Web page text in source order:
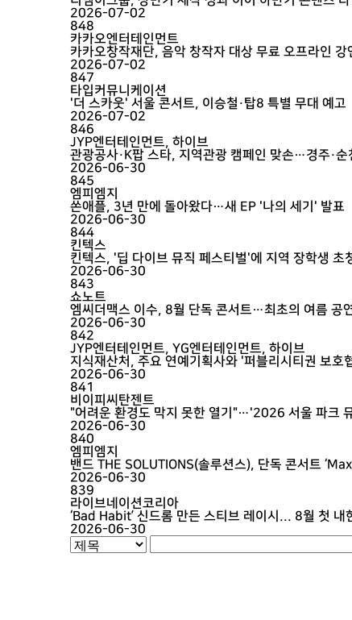
2026-07-02
848
카카오엔터테인먼트
카카오창작재단, 음악 창작자 대상 무료 오프라인 강
2026-07-02
847
타입커뮤니케이션
'더 스카웃' 서울 콘서트, 이승철·탑8 특별 무대 예고
2026-07-02
846
JYP엔터테인먼트, 하이브
관광공사·K팝 스타, 지역관광 캠페인 맞손…경주·순
2026-06-30
845
엠피엠지
쏜애플, 3년 만에 돌아왔다…새 EP '나의 세기' 발표
2026-06-30
844
킨텍스
킨텍스, '딥 다이브 뮤직 페스티벌'에 지역 장학생 초
2026-06-30
843
쇼노트
엠씨더맥스 이수, 8월 단독 콘서트…최초의 여름 공
2026-06-30
842
JYP엔터테인먼트, YG엔터테인먼트, 하이브
지식재산처, 주요 연예기획사와 '퍼블리시티권 보호
2026-06-30
841
비이피씨탄젠트
"어려운 환경도 막지 못한 열기"…'2026 서울 파크
2026-06-30
840
엠피엠지
밴드 THE SOLUTIONS(솔루션스), 단독 콘서트
2026-06-30
839
라이브네이션코리아
‘Bad Habit’ 신드롬 만든 스티브 레이시... 8월 첫 내
2026-06-30